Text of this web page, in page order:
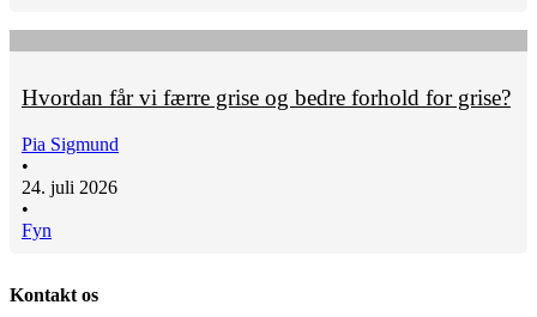
Hvordan får vi færre grise og bedre forhold for grise?
Pia Sigmund
•
24. juli 2026
•
Fyn
Kontakt os